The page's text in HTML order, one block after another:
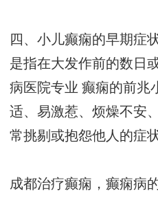
四、小儿癫痫的早期症
是指在大发作前的数日
病医院专业 癫痫的前兆
适、易激惹、烦燥不安
常挑剔或抱怨他人的症状
成都治疗癫痫，癫痫病